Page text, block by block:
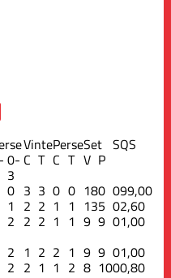
VintePerseSet SQS
0-
3
C T C T V P
0 3 3 0 0 180 099,00
1 2 2 1 1 135 02,60
2 2 2 1 1 9 9 01,00
2 1 2 2 1 9 9 01,00
2 2 1 1 2 8 1000,80